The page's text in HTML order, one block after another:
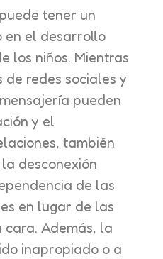
tener un
en el desarrollo
los niños. Mientras
redes sociales y
pueden
y el
también
desconexión
de las
en lugar de las
cara. Además, la
inapropiado o a